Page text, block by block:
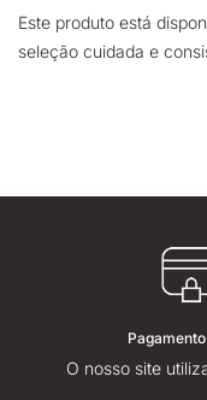
Este produto está
seleção cuidada e
O nosso site